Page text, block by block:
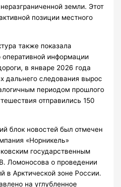
земли. Этот
позиции местного
также показала
информации
в январе 2026 года
дальнего следования вырос
периодом прошлого
отправились 150
блок новостей был отмечен
«Норникель»
государственным
Ломоносова о проведении
в Арктической зоне России.
на углубленное